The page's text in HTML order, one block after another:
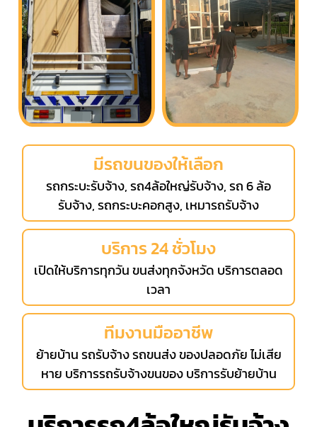
มีรถขนของให้เลือก
รถกระบะรับจ้าง, รถ4ล้อใหญ่รับจ้าง, รถ 6 ล้อ
รับจ้าง, รถกระบะคอกสูง, เหมารถรับจ้าง
บริการ 24 ชั่วโมง
เปิดให้บริการทุกวัน ขนส่งทุกจังหวัด บริการตลอด
เวลา
ทีมงานมืออาชีพ
ย้ายบ้าน รถรับจ้าง รถขนส่ง ของปลอดภัย ไม่เสีย
หาย บริการรถรับจ้างขนของ บริการรับย้ายบ้าน